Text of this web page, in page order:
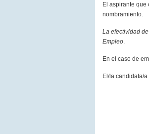
El aspirante
nombramiento.
La efectividad
Empleo.
En el caso de
El/la candidata/